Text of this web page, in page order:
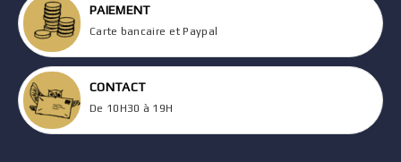
PAIEMENT
Carte bancaire et Paypal
CONTACT
De 10H30 à 19H